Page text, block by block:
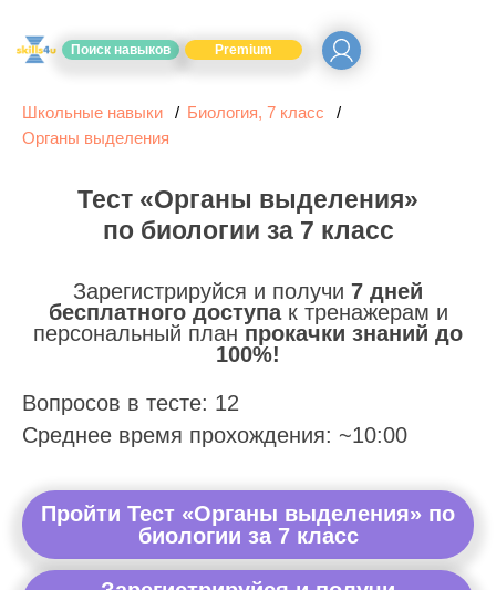
Поиск навыков Premium
Школьные навыки
Биология, 7 класс
Органы выделения
Тест «Органы выделения»
по биологии за 7 класс
Зарегистрируйся и получи 7 дней
бесплатного доступак тренажерам и
персональный план прокачки знаний до
100%!
Вопросов в тесте: 12
Среднее время прохождения: ~10:00
Пройти Тест «Органы выделения» по
биологии за 7 класс